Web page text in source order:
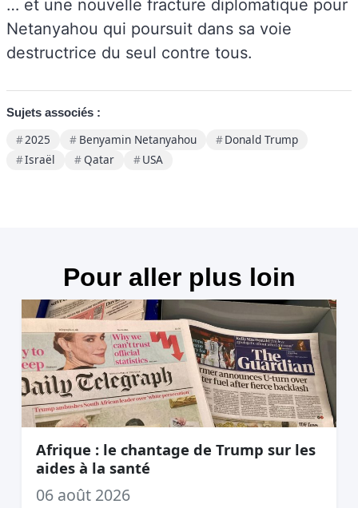
… et une nouvelle fracture diplomatique pour
Netanyahou qui poursuit dans sa voie
destructrice du seul contre tous.
Sujets associés :
2025 Benyamin Netanyahou
Donald Trump
Israël
Qatar USA
Pour aller plus loin
Afrique : le chantage de Trump sur les
aides à la santé
06 août 2026